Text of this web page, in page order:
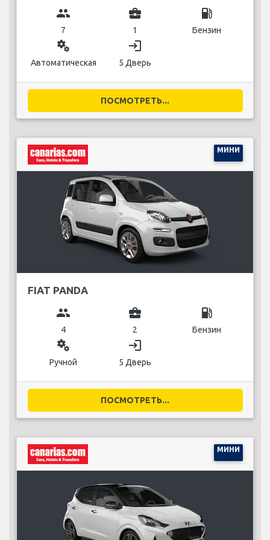
group
7
business_center
1
local_gas_station
Бензин
miscellaneous_services
Автоматическая
login
5 Дверь
ПОСМОТРЕТЬ...
МИНИ
FIAT PANDA
group
4
business_center
2
local_gas_station
Бензин
miscellaneous_services
Ручной
login
5 Дверь
ПОСМОТРЕТЬ...
МИНИ